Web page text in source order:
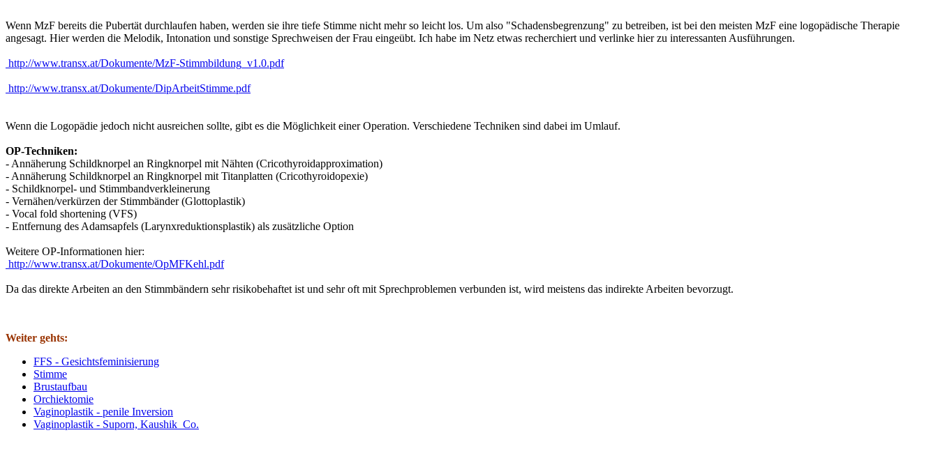
Wenn MzF bereits die Pubertät durchlaufen haben, werden sie ihre tiefe Stimme nicht mehr so leicht los. Um also "Schadensbegrenzung" zu betreiben, ist bei den meisten MzF eine logopädische Therapie
angesagt. Hier werden die Melodik, Intonation und sonstige Sprechweisen der Frau eingeübt. Ich habe im Netz etwas recherchiert und verlinke hier zu interessanten Ausführungen.
http://www.transx.at/Dokumente/MzF-Stimmbildung_v1.0.pdf
http://www.transx.at/Dokumente/DipArbeitStimme.pdf
Wenn die Logopädie jedoch nicht ausreichen sollte, gibt es die Möglichkeit einer Operation. Verschiedene Techniken sind dabei im Umlauf.
OP-Techniken:
- Annäherung Schildknorpel an Ringknorpel mit Nähten (Cricothyroidapproximation)
- Annäherung Schildknorpel an Ringknorpel mit Titanplatten (Cricothyroidopexie)
- Schildknorpel- und Stimmbandverkleinerung
- Vernähen/verkürzen der Stimmbänder (Glottoplastik)
- Vocal fold shortening (VFS)
- Entfernung des Adamsapfels (Larynxreduktionsplastik) als zusätzliche Option
Weitere OP-Informationen hier:
http://www.transx.at/Dokumente/OpMFKehl.pdf
Da das direkte Arbeiten an den Stimmbändern sehr risikobehaftet ist und sehr oft mit Sprechproblemen verbunden ist, wird meistens das indirekte Arbeiten bevorzugt.
Weiter gehts:
FFS - Gesichtsfeminisierung
Stimme
Brustaufbau
Orchiektomie
Vaginoplastik - penile Inversion
Vaginoplastik - Suporn, Kaushik Co.